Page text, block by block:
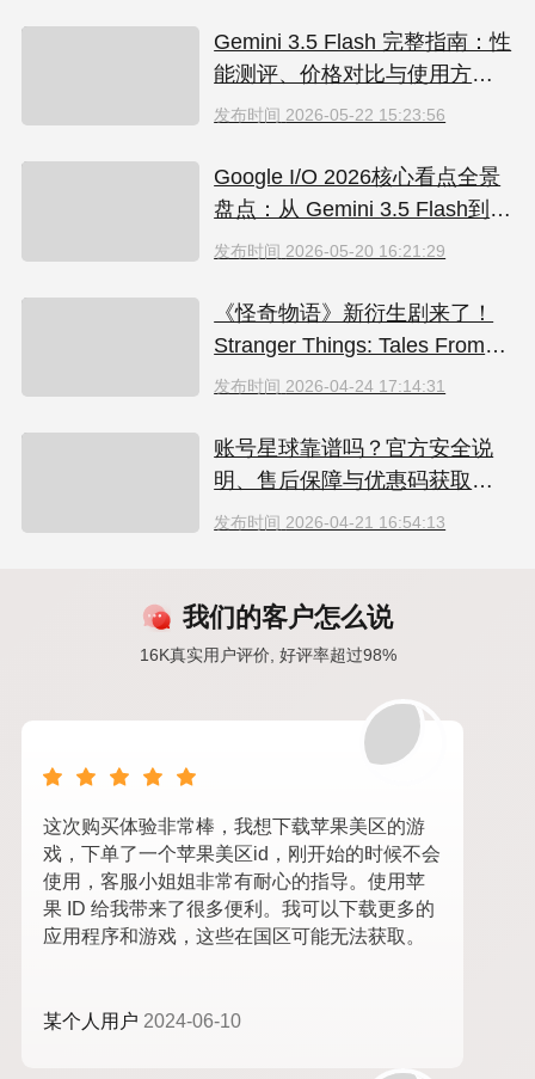
Gemini 3.5 Flash 完整指南：性
能测评、价格对比与使用方法
（2026）
发布时间 2026-05-22 15:23:56
Google I/O 2026核心看点全景
盘点：从 Gemini 3.5 Flash到全
新AI智能体生态
发布时间 2026-05-20 16:21:29
《怪奇物语》新衍生剧来了！
Stranger Things: Tales From
'85 好看吗？附奈飞拼车低价观
发布时间 2026-04-24 17:14:31
账号星球靠谱吗？官方安全说
明、售后保障与优惠码获取指
南（2026）
发布时间 2026-04-21 16:54:13
我们的客户怎么说
16K真实用户评价, 好评率超过98%
这次购买体验非常棒，我想下载苹果美区的游
戏，下单了一个苹果美区id，刚开始的时候不会
使用，客服小姐姐非常有耐心的指导。使用苹
果 ID 给我带来了很多便利。我可以下载更多的
应用程序和游戏，这些在国区可能无法获取。
某个人用户 2024-06-10